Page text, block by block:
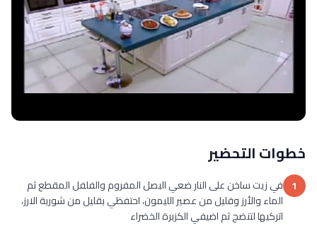
خطوات التحضير
1 في زيت ساخن على النار ضعي البصل المفروم والفلفل المقطع ثم
الماء والأرز وقليل من عصير الليمون، احتفظي بقليل من شوربة الارز،
اتركيها لتنضج ثم اضيفي الكزبرة الخضراء